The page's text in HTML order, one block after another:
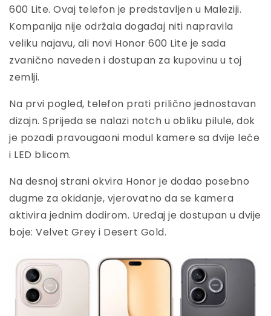
600 Lite. Ovaj telefon je predstavljen u Maleziji.
Kompanija nije održala događaj niti napravila
veliku najavu, ali novi Honor 600 Lite je sada
zvanično naveden i dostupan za kupovinu u toj
zemlji.
Na prvi pogled, telefon prati prilično jednostavan
dizajn. Sprijeda se nalazi notch u obliku pilule, dok
je pozadi pravougaoni modul kamere sa dvije leće
i LED blicom.
Na desnoj strani okvira Honor je dodao posebno
dugme za okidanje, vjerovatno da se kamera
aktivira jednim dodirom. Uređaj je dostupan u dvije
boje: Velvet Grey i Desert Gold.